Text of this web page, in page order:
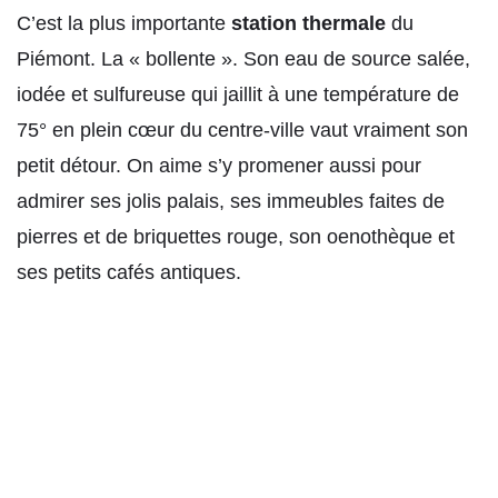
C’est la plus importante station thermale du
Piémont. La « bollente ». Son eau de source salée,
iodée et sulfureuse qui jaillit à une température de
75° en plein cœur du centre-ville vaut vraiment son
petit détour. On aime s’y promener aussi pour
admirer ses jolis palais, ses immeubles faites de
pierres et de briquettes rouge, son oenothèque et
ses petits cafés antiques.